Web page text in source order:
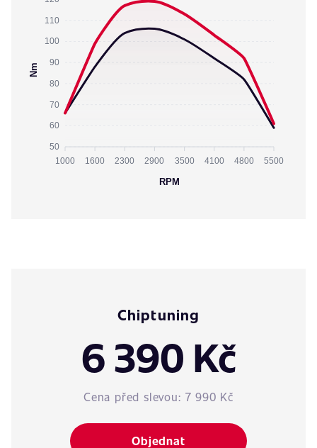
110
100
90
80
70
60
50
Nm
1000 1600 2300 2900 3500 4100 4800 5500
RPM
Chiptuning
6 390 Kč
Cena před slevou: 7 990 Kč
Objednat